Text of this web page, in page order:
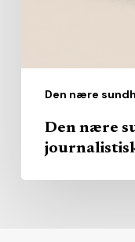
Den nære
Den nære